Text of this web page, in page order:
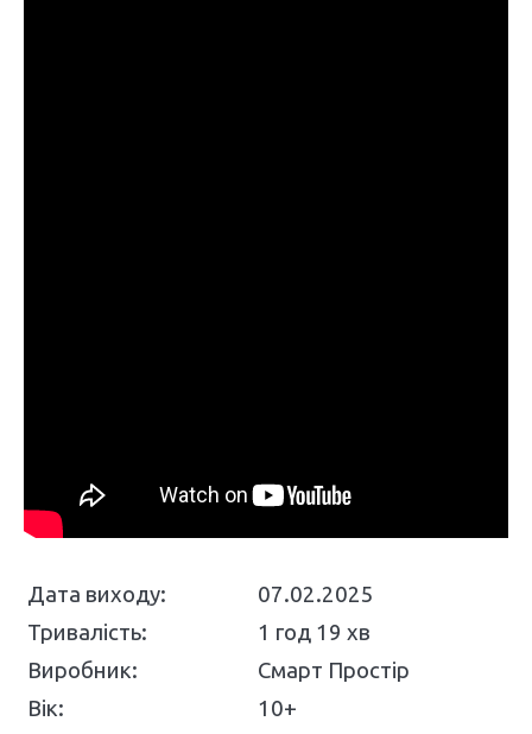
Дата виходу:
07.02.2025
Тривалість:
1 год 19 хв
Виробник:
Смарт Простір
Вік:
10+